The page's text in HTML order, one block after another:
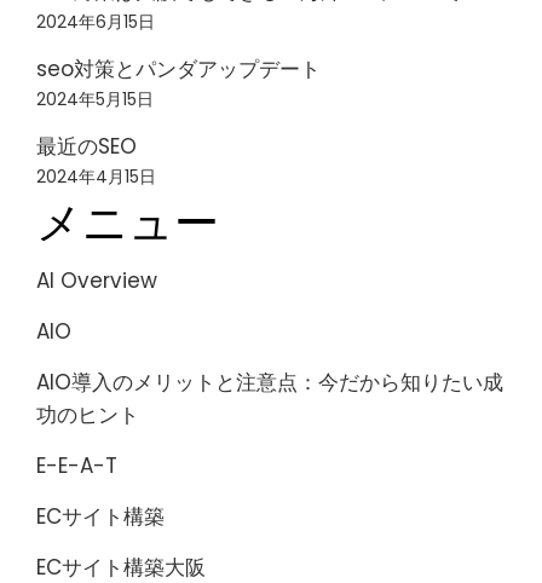
2024年6月15日
seo対策とパンダアップデート
2024年5月15日
最近のSEO
2024年4月15日
メニュー
AI Overview
AIO
AIO導入のメリットと注意点：今だから知りたい成
功のヒント
E-E-A-T
ECサイト構築
ECサイト構築大阪